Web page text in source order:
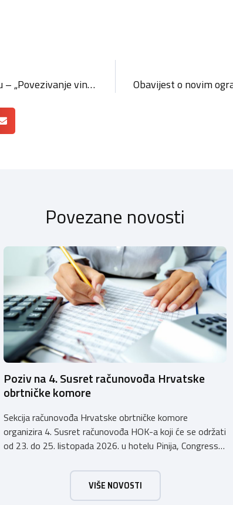
Poziv na besplatnu edukaciju – „Povezivanje vina i gastronomske ponude“ / HZZ vaučer
Povezane novosti
Poziv na 4. Susret računovođa Hrvatske
obrtničke komore
Sekcija računovođa Hrvatske obrtničke komore
organizira 4. Susret računovođa HOK-a koji će se održati
od 23. do 25. listopada 2026. u hotelu Pinija, Congress
otvoren u petak, 23. listopada 2026. u
poslijepodnevnim, uz uvodno predavanje i pozdrav
domaćina. Tijekom subote, 24. listopada, održavat će se
VIŠE NOVOSTI